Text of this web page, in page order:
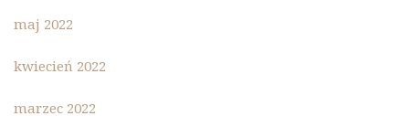
maj 2022
kwiecień 2022
marzec 2022